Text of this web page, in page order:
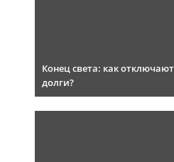
Конец света: как
долги?